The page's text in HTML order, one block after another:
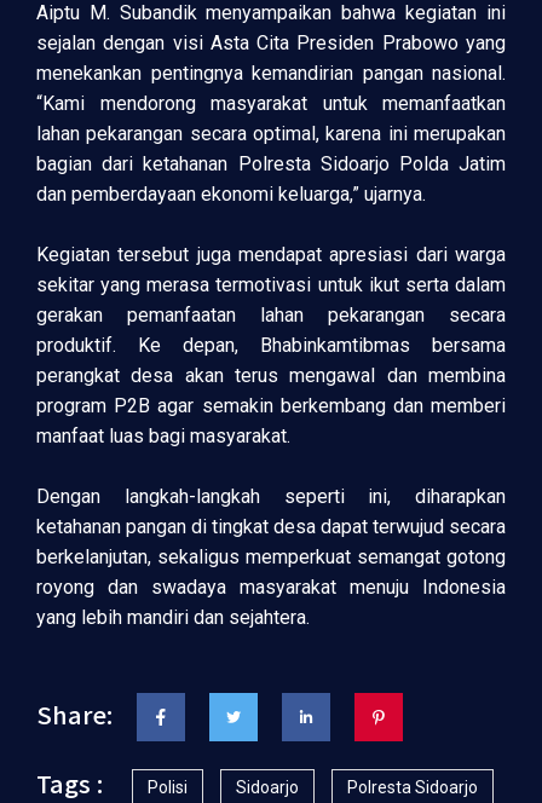
Aiptu M. Subandik menyampaikan bahwa kegiatan ini
sejalan dengan visi Asta Cita Presiden Prabowo yang
menekankan pentingnya kemandirian pangan nasional.
“Kami mendorong masyarakat untuk memanfaatkan
lahan pekarangan secara optimal, karena ini merupakan
bagian dari ketahanan Polresta Sidoarjo Polda Jatim
dan pemberdayaan ekonomi keluarga,” ujarnya.
Kegiatan tersebut juga mendapat apresiasi dari warga
sekitar yang merasa termotivasi untuk ikut serta dalam
gerakan pemanfaatan lahan pekarangan secara
produktif. Ke depan, Bhabinkamtibmas bersama
perangkat desa akan terus mengawal dan membina
program P2B agar semakin berkembang dan memberi
manfaat luas bagi masyarakat.
Dengan langkah-langkah seperti ini, diharapkan
ketahanan pangan di tingkat desa dapat terwujud secara
berkelanjutan, sekaligus memperkuat semangat gotong
royong dan swadaya masyarakat menuju Indonesia
yang lebih mandiri dan sejahtera.
Share:
Tags :
Polisi Sidoarjo Polresta Sidoarjo